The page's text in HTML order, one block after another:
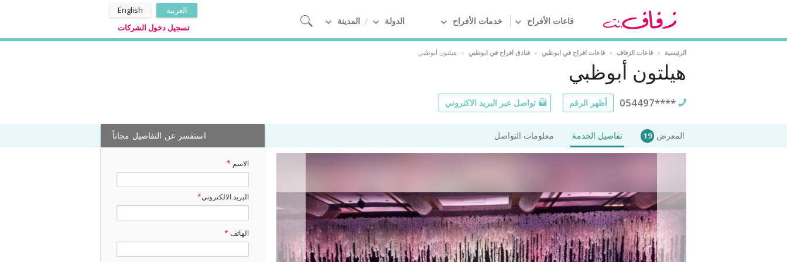
قاعات الأفراح خدمات الأفراح الدولة المدينة
العربية
English
تسجيل دخول الشركات
الرئيسية › قاعات الزفاف › قاعات افراح في ابوظبي › فنادق افراح في ابوظبي › هيلتون أبوظبي
هيلتون أبوظبي
054497**** أظهر الرقم تواصل عبر البريد الاكتروني
المعرض 19 تفاصيل الخدمة معلومات التواصل استفسر عن التفاصيل مجاناً
الاسم *
البريد الالكتروني*
الهاتف *